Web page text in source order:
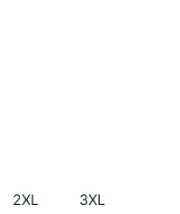
2XL 3XL